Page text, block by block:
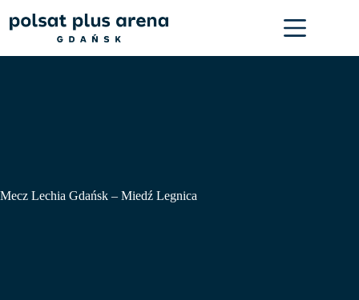
do
treści
Mecz Lechia Gdańsk – Miedź Legnica